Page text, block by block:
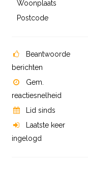
Woonplaats
Postcode
Beantwoorde
berichten
Gem.
reactiesnelheid
Lid sinds
Laatste keer
ingelogd